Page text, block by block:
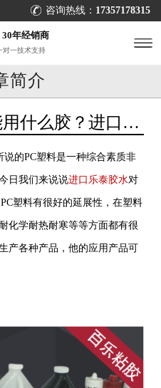
咨询热线： 17357178315
年经销商
对一技术支持
简介
什么胶？进口乐
的PC塑料是一种综合素质非
日我们来说说进口乐泰胶水对
塑料有很好的延展性，在塑料
化学耐热耐寒等等方面都有很
产各种产品，他的应用产品可